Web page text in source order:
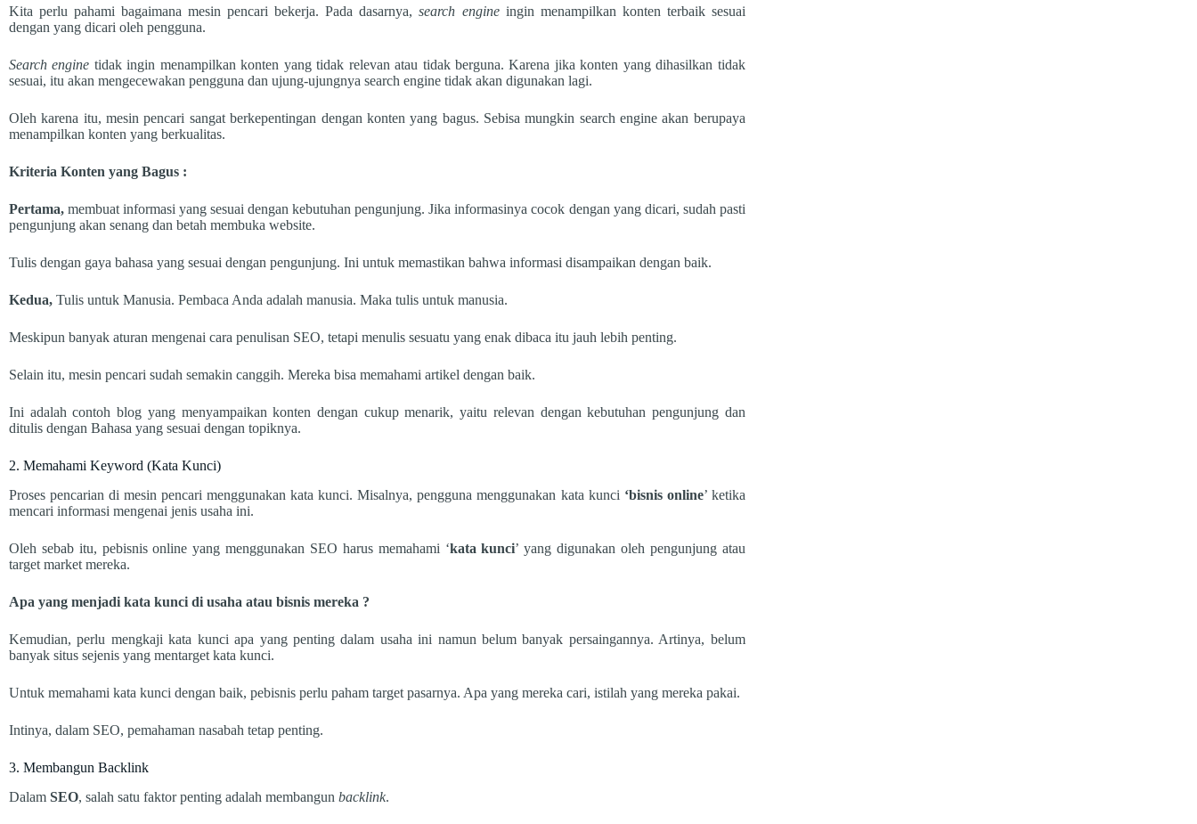
Kita perlu pahami bagaimana mesin pencari bekerja. Pada dasarnya,search engine ingin menampilkan konten terbaik sesuai
dengan yang dicari oleh pengguna.
Search engine tidak ingin menampilkan konten yang tidak relevan atau tidak berguna. Karena jika konten yang dihasilkan tidak
sesuai, itu akan mengecewakan pengguna dan ujung-ujungnya search engine tidak akan digunakan lagi.
Oleh karena itu, mesin pencari sangat berkepentingan dengan konten yang bagus. Sebisa mungkin search engine akan berupaya
menampilkan konten yang berkualitas.
Kriteria Konten yang Bagus :
Pertama, membuat informasi yang sesuai dengan kebutuhan pengunjung. Jika informasinya cocok dengan yang dicari, sudah pasti
pengunjung akan senang dan betah membuka website.
Tulis dengan gaya bahasa yang sesuai dengan pengunjung. Ini untuk memastikan bahwa informasi disampaikan dengan baik.
Kedua, Tulis untuk Manusia. Pembaca Anda adalah manusia. Maka tulis untuk manusia.
Meskipun banyak aturan mengenai cara penulisan SEO, tetapi menulis sesuatu yang enak dibaca itu jauh lebih penting.
Selain itu, mesin pencari sudah semakin canggih. Mereka bisa memahami artikel dengan baik.
Ini adalah contoh blog yang menyampaikan konten dengan cukup menarik, yaitu relevan dengan kebutuhan pengunjung dan
ditulis dengan Bahasa yang sesuai dengan topiknya.
2. Memahami Keyword (Kata Kunci)
Proses pencarian di mesin pencari menggunakan kata kunci. Misalnya, pengguna menggunakan kata kunci ‘bisnis online’ ketika
mencari informasi mengenai jenis usaha ini.
Oleh sebab itu, pebisnis online yang menggunakan SEO harus memahami ‘kata kunci’ yang digunakan oleh pengunjung atau
target market mereka.
Apa yang menjadi kata kunci di usaha atau bisnis mereka ?
Kemudian, perlu mengkaji kata kunci apa yang penting dalam usaha ini namun belum banyak persaingannya. Artinya, belum
banyak situs sejenis yang mentarget kata kunci.
Untuk memahami kata kunci dengan baik, pebisnis perlu paham target pasarnya. Apa yang mereka cari, istilah yang mereka pakai.
Intinya, dalam SEO, pemahaman nasabah tetap penting.
3. Membangun Backlink
Dalam SEO, salah satu faktor penting adalah membangun backlink.